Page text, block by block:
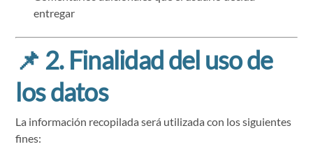
entregar
📌 2. Finalidad del uso de
los datos
La información recopilada será utilizada con los siguientes
fines: